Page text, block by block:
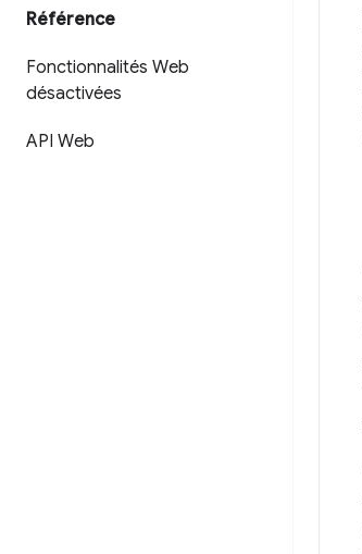
Référence
Fonctionnalités Web
désactivées
API Web